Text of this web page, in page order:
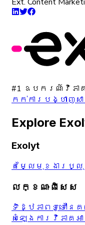
Ext. Content
#1 ឧបករណ៍វិភាគ
កក់ការបង្ហាញស
Explore
Exolyt
តម្លៃ មុខងារ ប្លុ
លក្ខណៈពិសេស
ទិដ្ឋភាពទូទៅនៃ
សំឡេង ការវិភាគ